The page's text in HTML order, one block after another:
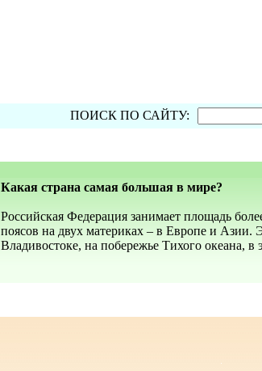
ПОИСК ПО САЙТУ:
Какая страна самая большая в мире?
Российская Федерация занимает площадь
поясов на двух материках – в Европе и Азии.
Владивостоке, на побережье Тихого океана, в